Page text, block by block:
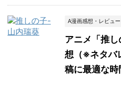
A漫画感想・レビュー
アニメ「推
想（※ネタバ
稿に最適な時